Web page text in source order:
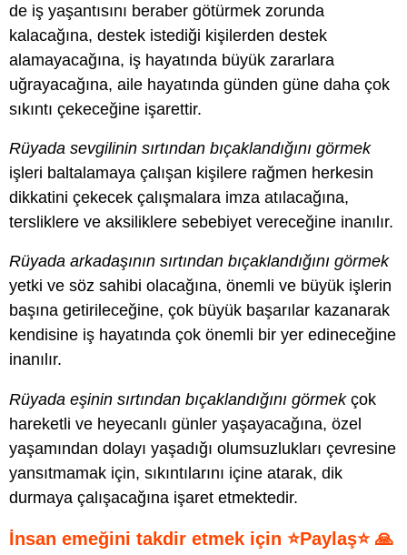
de iş yaşantısını beraber götürmek zorunda
kalacağına, destek istediği kişilerden destek
alamayacağına, iş hayatında büyük zararlara
uğrayacağına, aile hayatında günden güne daha çok
sıkıntı çekeceğine işarettir.
Rüyada sevgilinin sırtından bıçaklandığını görmek
işleri baltalamaya çalışan kişilere rağmen herkesin
dikkatini çekecek çalışmalara imza atılacağına,
tersliklere ve aksiliklere sebebiyet vereceğine inanılır.
Rüyada arkadaşının sırtından bıçaklandığını görmek
yetki ve söz sahibi olacağına, önemli ve büyük işlerin
başına getirileceğine, çok büyük başarılar kazanarak
kendisine iş hayatında çok önemli bir yer edineceğine
inanılır.
Rüyada eşinin sırtından bıçaklandığını görmekçok
hareketli ve heyecanlı günler yaşayacağına, özel
yaşamından dolayı yaşadığı olumsuzlukları çevresine
yansıtmamak için, sıkıntılarını içine atarak, dik
durmaya çalışacağına işaret etmektedir.
İnsan emeğini takdir etmek için ⭐Paylaş⭐ 🙏